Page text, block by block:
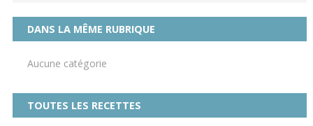
DANS LA MÊME RUBRIQUE
Aucune catégorie
TOUTES LES RECETTES